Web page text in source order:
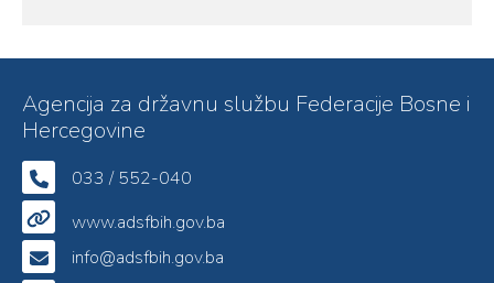
Agencija za državnu službu Federacije Bosne i
Hercegovine
033 / 552-040
www.adsfbih.gov.ba
info@adsfbih.gov.ba